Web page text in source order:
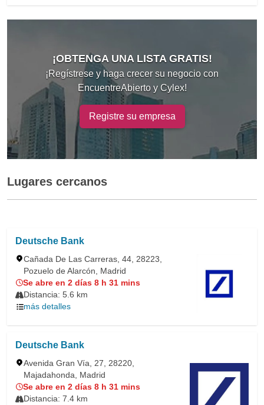
¡OBTENGA UNA LISTA GRATIS!
¡Regístrese y haga crecer su negocio con
EncuentreAbierto y Cylex!
Registre su empresa
Lugares cercanos
Deutsche Bank
Cañada De Las Carreras, 44, 28223,
Pozuelo de Alarcón, Madrid
Se abre en 2 días 8 h 31 mins
Distancia: 5.6 km
más detalles
Deutsche Bank
Avenida Gran Vía, 27, 28220,
Majadahonda, Madrid
Se abre en 2 días 8 h 31 mins
Distancia: 7.4 km